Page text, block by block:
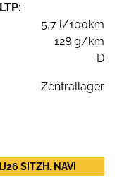
5,7 l/100km
128 g/km
D
Zentrallager
SITZH. NAVI